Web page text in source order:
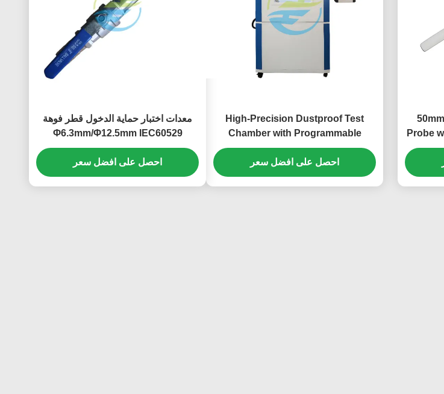
50mm Stainless Steel Ball Test
Probe
IEC
High-Precision Dustproof Test
Chamber with Programmable
Control System for IP5X & IP6X
Protection
احصل على افضل سعر
معدات اختبار حماية الدخول قطر فوهة
Φ6.3mm/Φ12.5mm IEC60529
احصل على افضل سعر